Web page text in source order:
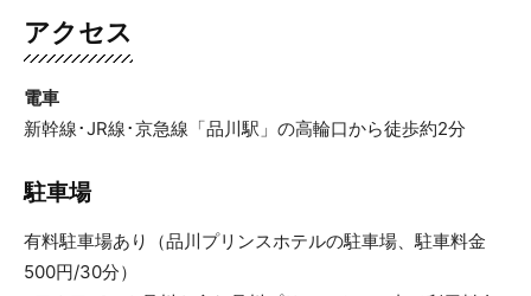
アクセス
電車
新幹線･JR線･京急線「品川駅」の高輪口から徒歩約2分
駐車場
有料駐車場あり（品川プリンスホテルの駐車場、駐車料金
500円/30分）